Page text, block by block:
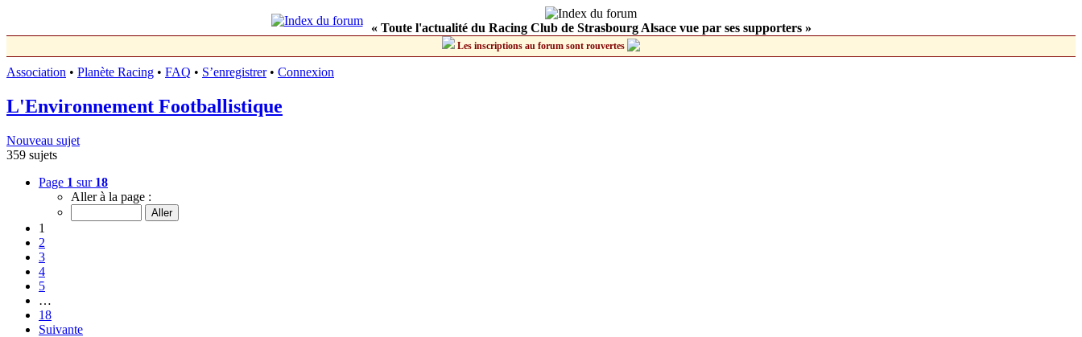
« Toute l'actualité du Racing Club de Strasbourg Alsace vue par ses supporters »
Les inscriptions au forum sont rouvertes
Association • Planète Racing • FAQ • S’enregistrer• Connexion
L'Environnement Footballistique
Nouveau sujet
359 sujets
Page 1 sur 18
Aller à la page :
1
2
3
4
5
…
18
Suivante